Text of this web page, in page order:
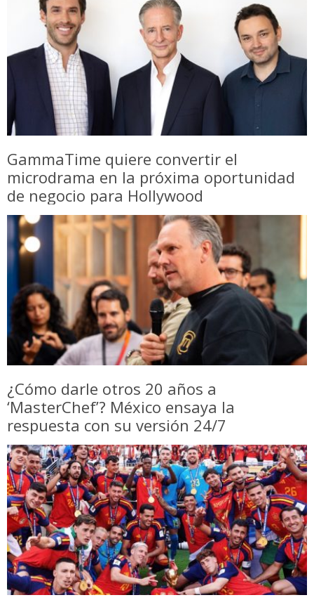
GammaTime quiere convertir el
microdrama en la próxima oportunidad
de negocio para Hollywood
¿Cómo darle otros 20 años a
‘MasterChef’? México ensaya la
respuesta con su versión 24/7